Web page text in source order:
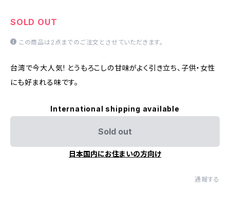
SOLD OUT
この商品は2点までのご注文とさせていただきます。
台湾で今大人気! とうもろこしの甘味がよく引き立ち、子供・女性
にも好まれる味です。
International shipping available
Sold out
日本国内にお住まいの方向け
通報する